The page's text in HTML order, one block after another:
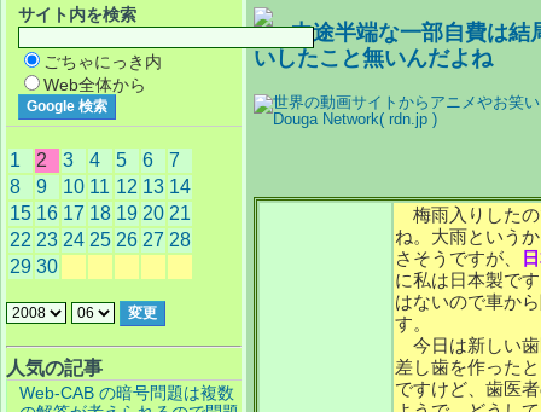
中途半端な一部自費は結
いしたこと無いんだよね
梅雨入りしたの
ね。大雨という
さそうですが、
に私は日本製で
はないので車か
す。
今日は新しい歯
差し歯を作った
ですけど、歯医
サイト内を検索
ごちゃにっき内
Web全体から
1 2 3 4 5 6
7
8
9 10 11 12 13 14
15 16 17 18 19 20 21
22 23 24 25 26 27 28
29 30
人気の記事
Web-CAB の暗号問題は複数